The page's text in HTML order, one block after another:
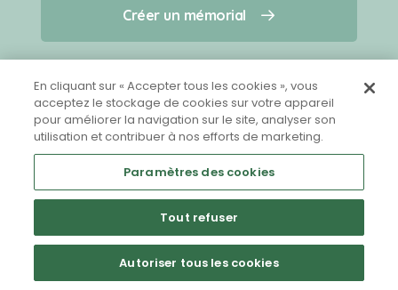
Qui sommes-nous ?
Nous contacter
Partager sur Facebook
Créer un mémorial
En cliquant sur « Accepter tous les cookies », vous
acceptez le stockage de cookies sur votre appareil
pour améliorer la navigation sur le site, analyser son
utilisation et contribuer à nos efforts de marketing.
Paramètres des cookies
Tout refuser
Autoriser tous les cookies